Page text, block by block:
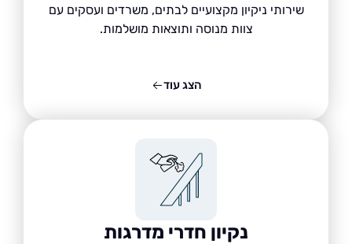
שירותי ניקיון מקצועיים לבתים, משרדים ועסקים עם
צוות מנוסה ותוצאות מושלמות.
נקיון חדרי מדרגות